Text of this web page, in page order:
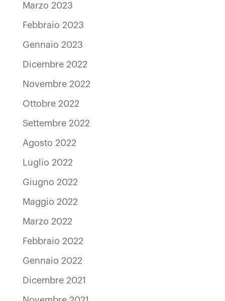
Marzo 2023
Febbraio 2023
Gennaio 2023
Dicembre 2022
Novembre 2022
Ottobre 2022
Settembre 2022
Agosto 2022
Luglio 2022
Giugno 2022
Maggio 2022
Marzo 2022
Febbraio 2022
Gennaio 2022
Dicembre 2021